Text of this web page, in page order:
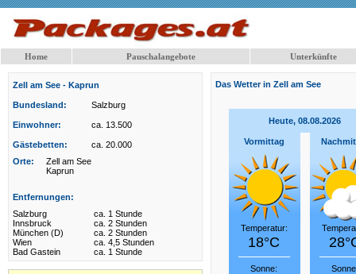
Home Pauschalangebote Unterkünfte
Zell am See - Kaprun
Bundesland: Salzburg
Einwohner: ca. 13.500
Gästebetten:
ca. 20.000
Orte:
Zell am See
Kaprun
Entfernungen:
Salzburg
ca. 1 Stunde
Innsbruck
ca. 2 Stunden
München (D)
ca. 2 Stunden
Wien
ca. 4,5 Stunden
Bad Gastein
ca. 1 Stunde
Das Wetter in Zell am See
Heute, 08.08.2026
Vormittag
Temperatur:
18°C
Sonne: